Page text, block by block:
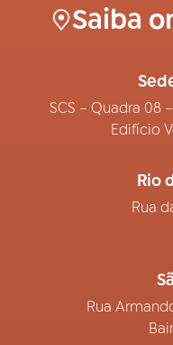
Saiba
SCS – Quadra 08
Edifício
Rio
Rua
Rua